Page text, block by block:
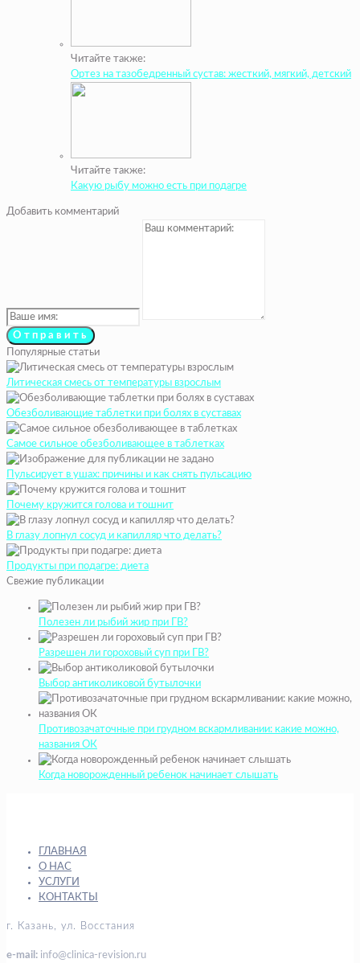
Читайте также:
Ортез на тазобедренный сустав: жесткий, мягкий, детский
Читайте также:
Какую рыбу можно есть при подагре
Добавить комментарий
Популярные статьи
Литическая смесь от температуры взрослым
Обезболивающие таблетки при болях в суставах
Самое сильное обезболивающее в таблетках
Пульсирует в ушах: причины и как снять пульсацию
Почему кружится голова и тошнит
В глазу лопнул сосуд и капилляр что делать?
Продукты при подагре: диета
Свежие публикации
Полезен ли рыбий жир при ГВ?
Разрешен ли гороховый суп при ГВ?
Выбор антиколиковой бутылочки
Противозачаточные при грудном вскармливании: какие можно,
названия ОК
Когда новорожденный ребенок начинает слышать
ГЛАВНАЯ
О НАС
УСЛУГИ
КОНТАКТЫ
г. Казань, ул. Восстания
e-mail: info@clinica-revision.ru